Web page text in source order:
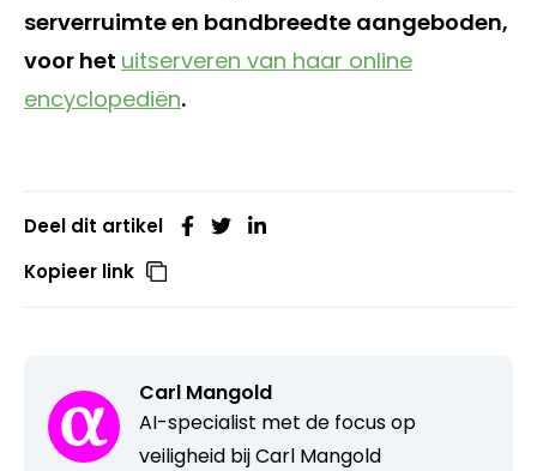
serverruimte en bandbreedte aangeboden,
voor het uitserveren van haar online
encyclopediën.
Deel dit artikel
Kopieer link
Carl Mangold
AI-specialist met de focus op
veiligheid bij Carl Mangold